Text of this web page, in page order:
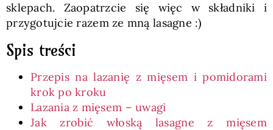
sklepach. Zaopatrzcie się więc w składniki i
przygotujcie razem ze mną lasagne :)
Spis treści
Przepis na lazanię z mięsem i pomidorami
krok po kroku
Lazania z mięsem – uwagi
Jak zrobić włoską lasagne z mięsem